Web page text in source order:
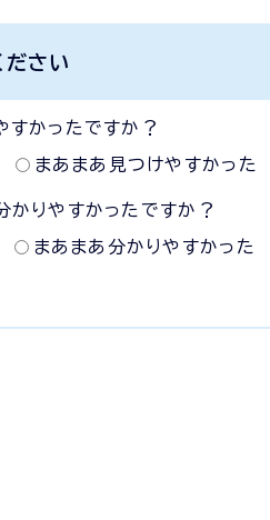
ださい
すかったですか？
まあまあ見つけやすかった
かりやすかったですか？
まあまあ分かりやすかった